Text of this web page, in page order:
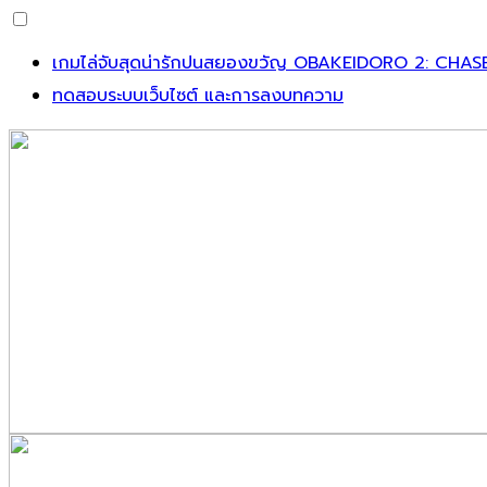
Skip
content
เกมไล่จับสุดน่ารักปนสยองขวัญ OBAKEIDORO 2:
ทดสอบระบบเว็บไซต์ และการลงบทความ